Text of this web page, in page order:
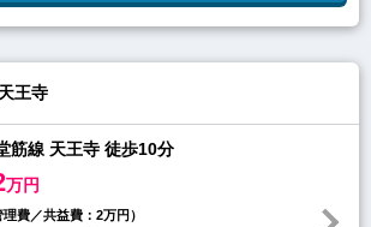
王寺
筋線 天王寺 徒歩10分
万円
理費／共益費：2万円）